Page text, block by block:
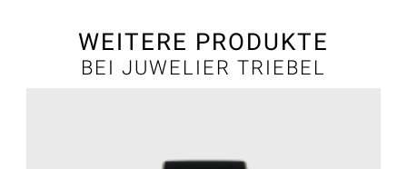
WEITERE PRODUKTE
BEI JUWELIER TRIEBEL